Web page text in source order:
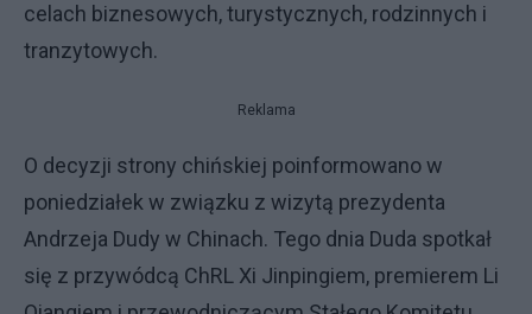
celach biznesowych, turystycznych, rodzinnych i
tranzytowych.
Reklama
O decyzji strony chińskiej poinformowano w
poniedziałek w związku z wizytą prezydenta
Andrzeja Dudy w Chinach. Tego dnia Duda spotkał
się z przywódcą ChRL Xi Jinpingiem, premierem Li